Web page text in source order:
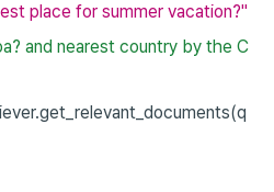
place for summer vacation?"
and nearest country by the C